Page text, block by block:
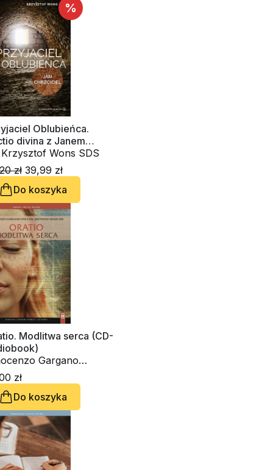
%
Oblubieńca.
divina z Janem
Wons SDS
zł 39,99 zł
Do koszyka
Modlitwa serca (CD-
Gargano
ks. Krzysztof
SDS
zł
Do koszyka